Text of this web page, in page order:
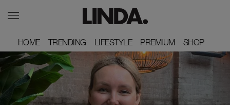
HOME
HOME TRENDING
TRENDING LIFESTYLE
LIFESTYLE PREMIUM
PREMIUM SHOP
SHOP